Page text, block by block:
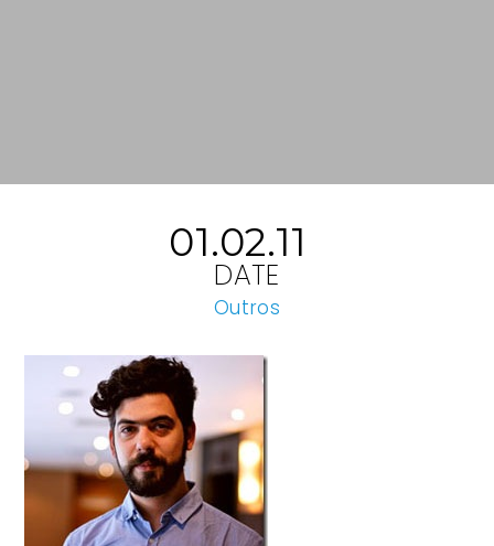
01.02.11
DATE
Outros